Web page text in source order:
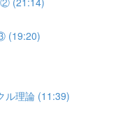
(19:20)
ル理論 (11:39)